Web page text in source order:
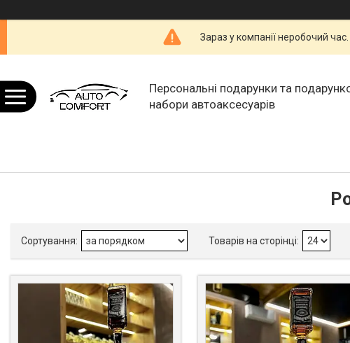
Зараз у компанії неробочий
Персональні подарунки та
набори автоаксесуарів